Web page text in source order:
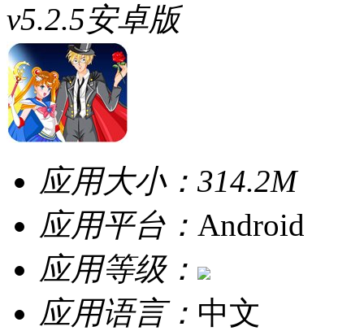
v5.2.5安卓版
应用大小： 314.2M
应用平台： Android
应用等级：
应用语言： 中文